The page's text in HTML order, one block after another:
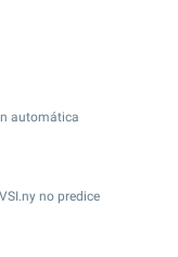
automática
no predice